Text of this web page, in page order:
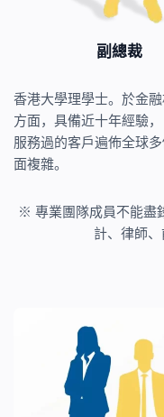
副總裁
香港大學理學士。於金
方面，具備近十年經驗，
服務過的客戶遍佈全球
面複雜。
※ 專業團隊成員不能盡
計、律師、